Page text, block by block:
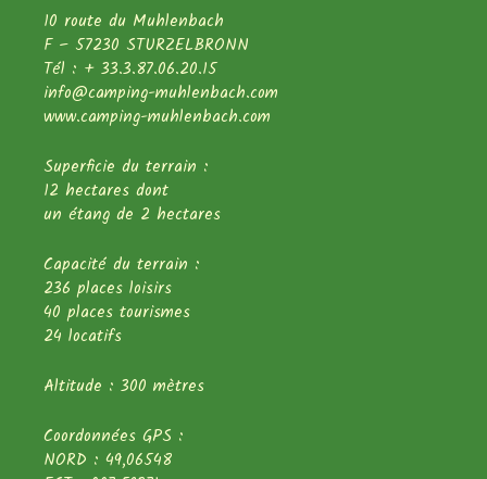
10 route du Muhlenbach
F – 57230 STURZELBRONN
Tél : + 33.3.87.06.20.15
info@camping-muhlenbach.com
www.camping-muhlenbach.com
Superficie du terrain :
12 hectares dont
un étang de 2 hectares
Capacité du terrain :
236 places loisirs
40 places tourismes
24 locatifs
Altitude : 300 mètres
Coordonnées GPS :
NORD : 49,06548